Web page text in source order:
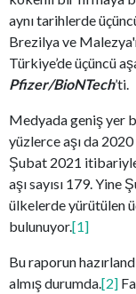
aynı tarihlerde
Brezilya ve
Türkiye’de üçüncü
Pfizer/BioNTech’ti.
Medyada geniş yer
yüzlerce aşı da
Şubat 2021
aşı sayısı 179.
ülkelerde yürütülen
bulunuyor.[1]
Bu raporun
almış durumda.[2]